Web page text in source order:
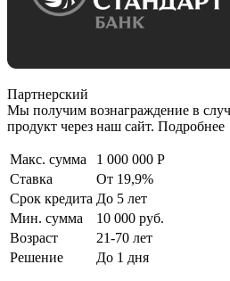
Партнерский
Мы получим вознаграждение в
продукт через наш сайт. Подробнее
Макс. сумма
1 000 000 Р
Ставка
От 19,9%
Срок кредита До 5 лет
Мин. сумма
10 000 руб.
Возраст
21-70 лет
Решение
До 1 дня